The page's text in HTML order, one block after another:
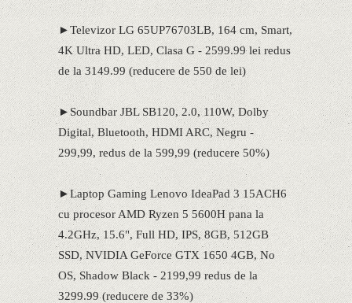
►Televizor LG 65UP76703LB, 164 cm, Smart,
4K Ultra HD, LED, Clasa G - 2599.99 lei redus
de la 3149.99 (reducere de 550 de lei)
►Soundbar JBL SB120, 2.0, 110W, Dolby
Digital, Bluetooth, HDMI ARC, Negru -
299,99, redus de la 599,99 (reducere 50%)
►Laptop Gaming Lenovo IdeaPad 3 15ACH6
cu procesor AMD Ryzen 5 5600H pana la
4.2GHz, 15.6", Full HD, IPS, 8GB, 512GB
SSD, NVIDIA GeForce GTX 1650 4GB, No
OS, Shadow Black - 2199,99 redus de la
3299.99 (reducere de 33%)